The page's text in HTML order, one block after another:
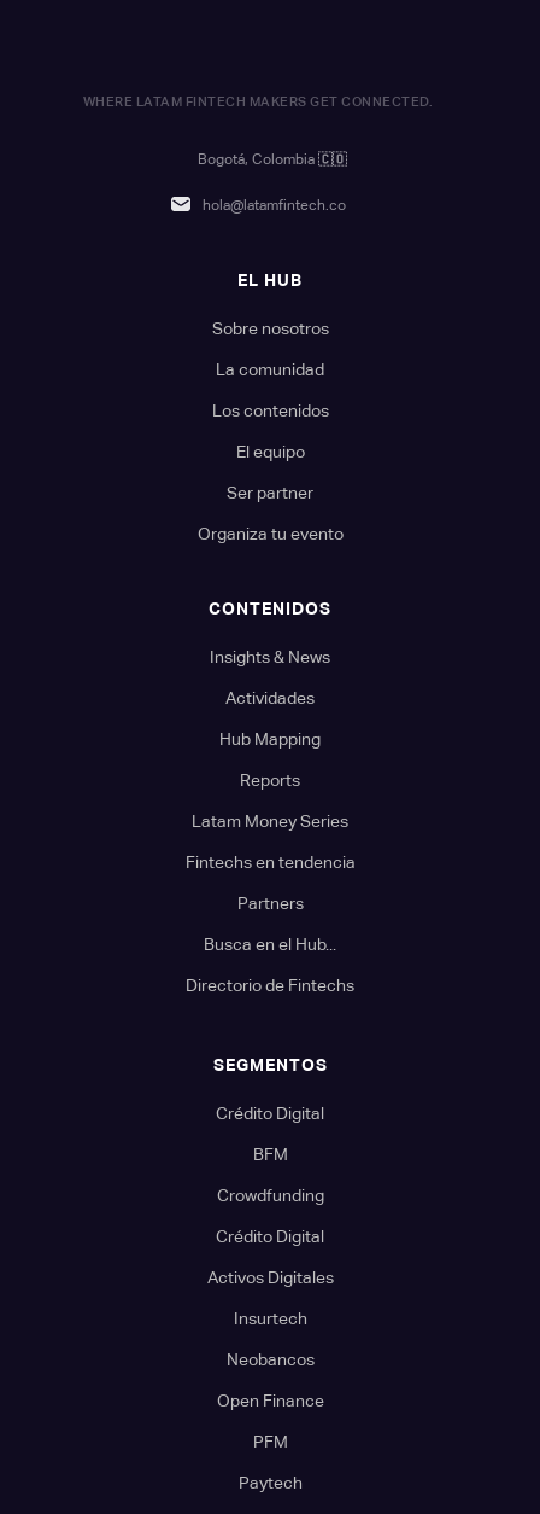
WHERE LATAM FINTECH MAKERS GET CONNECTED.
Bogotá, Colombia 🇨🇴
hola@latamfintech.co
EL HUB
Sobre nosotros
La comunidad
Los contenidos
El equipo
Ser partner
Organiza tu evento
CONTENIDOS
Insights & News
Actividades
Hub Mapping
Reports
Latam Money Series
Fintechs en tendencia
Partners
Busca en el Hub...
Directorio de Fintechs
SEGMENTOS
Crédito Digital
BFM
Crowdfunding
Crédito Digital
Activos Digitales
Insurtech
Neobancos
Open Finance
PFM
Paytech